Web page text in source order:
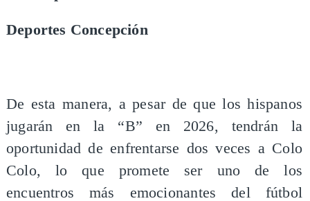
Deportes Concepción
De esta manera, a pesar de que los hispanos
jugarán en la “B” en 2026, tendrán la
oportunidad de enfrentarse dos veces a Colo
Colo, lo que promete ser uno de los
encuentros más emocionantes del fútbol